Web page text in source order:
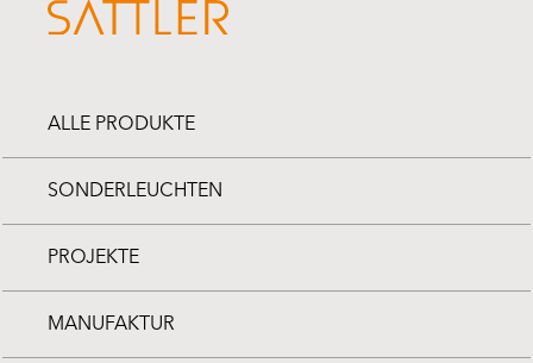
ALLE PRODUKTE
SONDERLEUCHTEN
PROJEKTE
MANUFAKTUR